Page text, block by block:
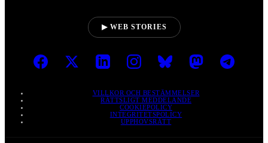
▶ WEB STORIES
VILLKOR OCH BESTÄMMELSER
RÄTTSLIGT MEDDELANDE
COOKIEPOLICY
INTEGRITETSPOLICY
UPPHOVSRÄTT